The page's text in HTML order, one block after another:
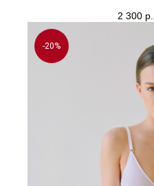
2 300 р.
-20%